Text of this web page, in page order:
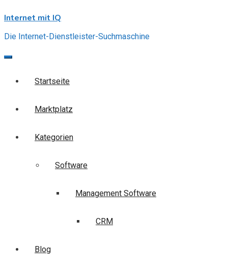
to
Internet mit IQ
Die Internet-Dienstleister-Suchmaschine
Startseite
Marktplatz
Kategorien
Software
Management Software
CRM
Blog